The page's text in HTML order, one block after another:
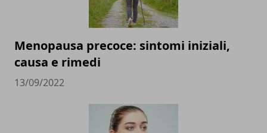
Menopausa precoce: sintomi iniziali,
causa e rimedi
13/09/2022